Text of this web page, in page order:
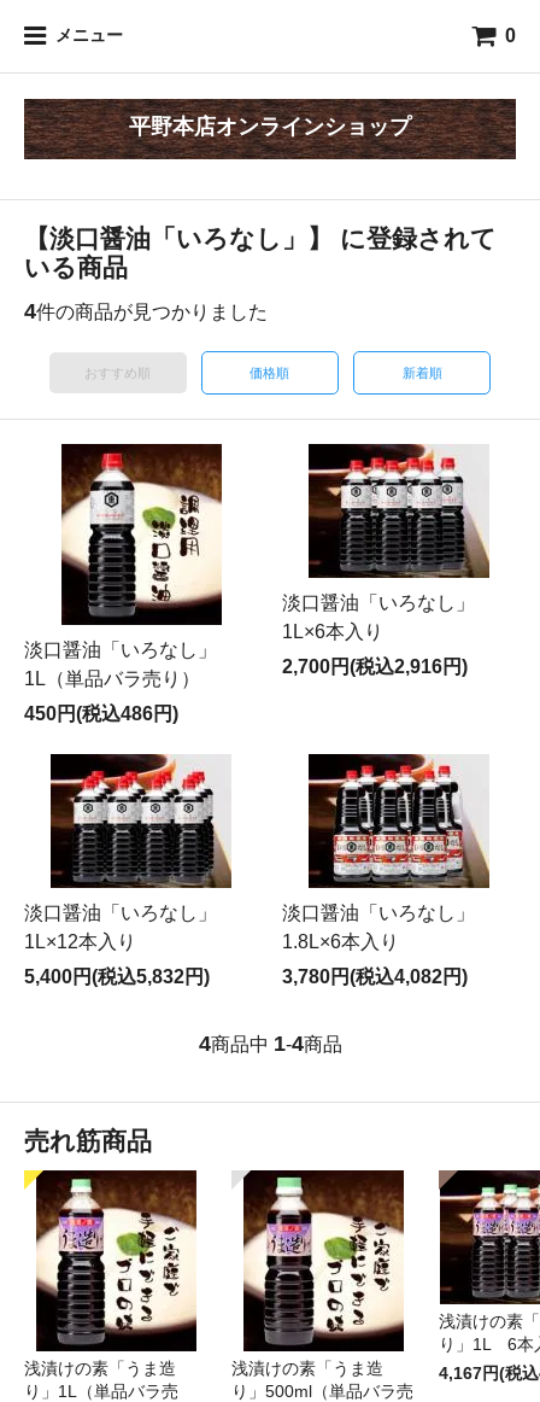
メニュー 0
平野本店オンラインショップ
【淡口醤油「いろなし」】 に登録されて
いる商品
4件の商品が見つかりました
おすすめ順 価格順 新着順
淡口醤油「いろなし」
1L（単品バラ売り）
450円(税込486円)
淡口醤油「いろなし」
1L×6本入り
2,700円(税込2,916円)
淡口醤油「いろなし」
1L×12本入り
5,400円(税込5,832円)
淡口醤油「いろなし」
1.8L×6本入り
3,780円(税込4,082円)
4商品中 1-4商品
売れ筋商品
浅漬けの素「うま造
り」1L（単品バラ売
浅漬けの素「うま造
り」500ml（単品バラ売
浅漬けの素
り」1L 6本
4,167円(税